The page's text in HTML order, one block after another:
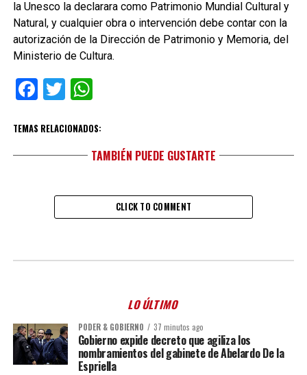
la Unesco la declarara como Patrimonio Mundial Cultural y
Natural, y cualquier obra o intervención debe contar con la
autorización de la Dirección de Patrimonio y Memoria, del
Ministerio de Cultura.
Facebook
TwitterWhatsApp
TEMAS RELACIONADOS:
TAMBIÉN PUEDE GUSTARTE
CLICK TO COMMENT
LO ÚLTIMO
PODER & GOBIERNO 37 minutos ago
Gobierno expide decreto que agiliza los
nombramientos del gabinete de Abelardo De la
Espriella